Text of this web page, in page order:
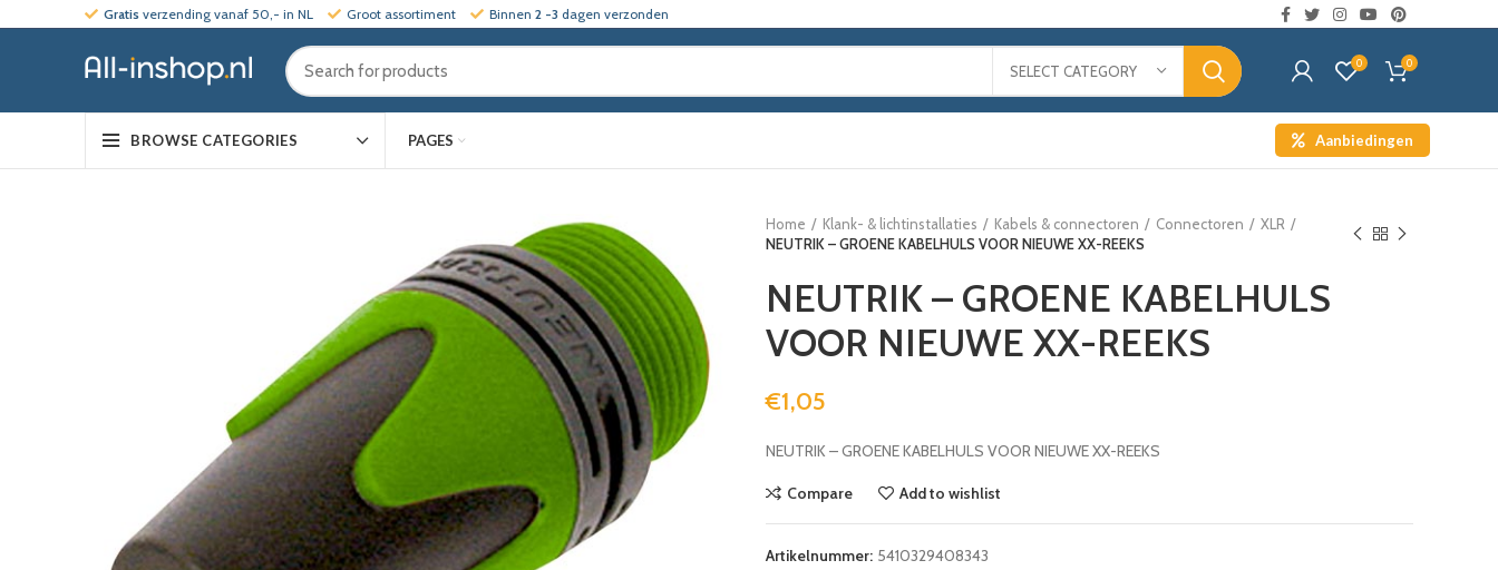
Gratis verzending vanaf 50,- in NL Groot assortiment Binnen 2 -3 dagen verzonden
SELECT CATEGORY 0 0
BROWSE CATEGORIES PAGES Aanbiedingen
Home Klank- & lichtinstallaties Kabels & connectoren Connectoren
XLR
NEUTRIK – GROENE KABELHULS VOOR NIEUWE XX-REEKS
NEUTRIK – GROENE KABELHULS
VOOR NIEUWE XX-REEKS
€1,05
NEUTRIK – GROENE KABELHULS VOOR NIEUWE XX-REEKS
Compare Add to wishlist
Artikelnummer: 5410329408343